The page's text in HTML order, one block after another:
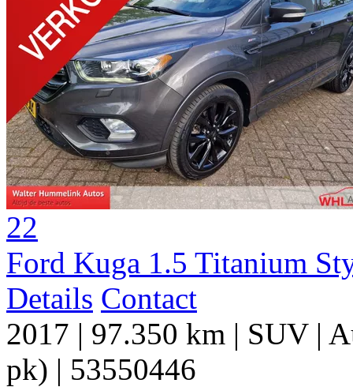
22
Ford Kuga 1.5 Titanium
Details Contact
2017 | 97.350 km | SUV|
pk) | 53550446